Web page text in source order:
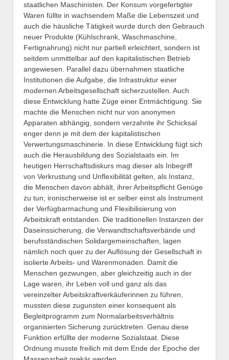
staatlichen Maschinisten. Der Konsum vorgefertigter
Waren füllte in wachsendem Maße die Lebenszeit und
auch die häusliche Tätigkeit wurde durch den Gebrauch
neuer Produkte (Kühlschrank, Waschmaschine,
Fertignahrung) nicht nur partiell erleichtert, sondern ist
seitdem unmittelbar auf den kapitalistischen Betrieb
angewiesen. Parallel dazu übernahmen staatliche
Institutionen die Aufgabe, die Infrastruktur einer
modernen Arbeitsgesellschaft sicherzustellen. Auch
diese Entwicklung hatte Züge einer Entmächtigung. Sie
machte die Menschen nicht nur von anonymen
Apparaten abhängig, sondern verzahnte ihr Schicksal
enger denn je mit dem der kapitalistischen
Verwertungsmaschinerie. In diese Entwicklung fügt sich
auch die Herausbildung des Sozialstaats ein. Im
heutigen Herrschaftsdiskurs mag dieser als Inbegriff
von Verkrustung und Unflexibilität gelten, als Instanz,
die Menschen davon abhält, ihrer Arbeitspflicht Genüge
zu tun; ironischerweise ist er selber einst als Instrument
der Verfügbarmachung und Flexibilisierung von
Arbeitskraft entstanden. Die traditionellen Instanzen der
Daseinssicherung, die Verwandtschaftsverbände und
berufsständischen Solidargemeinschaften, lagen
nämlich noch quer zu der Auflösung der Gesellschaft in
isolierte Arbeits- und Warenmonaden. Damit die
Menschen gezwungen, aber gleichzeitig auch in der
Lage waren, ihr Leben voll und ganz als das
vereinzelter Arbeitskraftverkäuferinnen zu führen,
mussten diese zugunsten einer konsequent als
Begleitprogramm zum Normalarbeitsverhältnis
organisierten Sicherung zurücktreten. Genau diese
Funktion erfüllte der moderne Sozialstaat. Diese
Ordnung musste freilich mit dem Ende der Epoche der